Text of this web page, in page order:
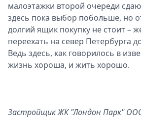
малоэтажки второй очереди
здесь пока выбор побольше, но
долгий ящик покупку не стоит –
переехать на север Петербурга
Ведь здесь, как говорилось в
жизнь хороша, и жить хорошо.
ЗастройщикЖК "Лондон Парк"